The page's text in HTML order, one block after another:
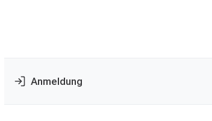
Anmeldung